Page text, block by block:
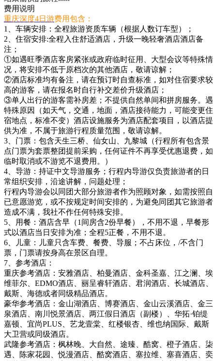
费用说明
重庆深度4日游费用包含：
1、车辆安排：全程旅游资质车辆（根据人数订车型）；
2、住宿安排:全程入住舒适酒店，升级一晚轻奢酒店酒店备
注；
①如遇旺季酒店客房紧张或政府临时征用、大型会议等特殊情
况，将安排不低于原档次的其他酒店，敬请谅解；
②酒店标准均有备注，请在预订时自查标准，如对住宿要求较
高的游客，请在报名时自行补交差价升级酒店；
③单人出行的游客需补房差；不提供自然单间和拼房服务。遇
特殊原因（如天气，交通，地面，酒店接待能力，可能变更住
宿地点，标准不变）酒店设施服务为酒店配套项目，以酒店提
供为准，不属于旅游行程质量范围，敬请谅解。
3、门票：包含天生三桥、仙女山、九黎城（行程所有包含景
点门票为套票整团提前采购，任何证件不再享受优惠退费，如
临时取消或不游览不退费用。）
4、导游：持证中文导游服务；行程内导游仅负责旅游者的日
常组织安排，沿途讲解，问题处理；
行程内导游会以同团大部分旅游者作为照顾对象，如需按照自
已意愿游览，或不按规定时间安排的，为避免同团其它旅游者
造成不满，我社不作任何特殊安排。
5、用餐：酒店含早（1间房含2份早餐），不用不退，早餐形
式以酒店当日安排为准；全程5正餐，不用不退。
6、儿童：儿童只含车费、餐费、导服；不占床位，/不含门
票，门票请按身高在景区自理。
7、参考酒店：
重庆参考酒店：安雅酒店、柏曼酒店、金科圣嘉、江之澜、埃
维菲尔、EDMO酒店、丽呈睿轩酒店、君润酒店、长城酒店、
戴斯、海德或者同级精品酒店。
豪华参考酒店：金山湖酒店、博赛酒店、金山云溪酒店、金三
泉酒店、南川悦景酒店、两江假日酒店（副楼）、华拓·铂缇
嘉顿、宜尚PLUS、艺龙壹棠、红楼银杏、维也纳国际、戴斯
大卫营或同级酒店。
武隆参考酒店：枫林晚、大自然、途臻、酷窝、橙子酒店、柒
遇、陈家花园、悦漫酒店、酷窝酒店、塞拉维、塞喜酒店、奕